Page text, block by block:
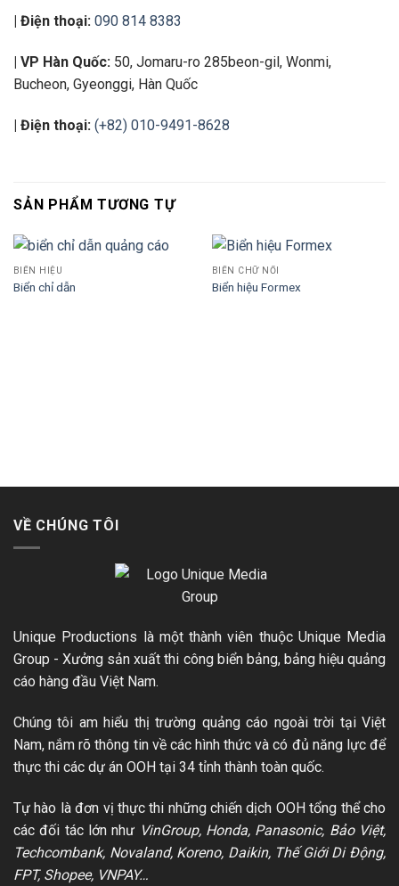
| Điện thoại: 090 814 8383
| VP Hàn Quốc: 50, Jomaru-ro 285beon-gil, Wonmi,
Bucheon, Gyeonggi, Hàn Quốc
| Điện thoại: (+82) 010-9491-8628
SẢN PHẨM TƯƠNG TỰ
BIỂN HIỆU
Biển chỉ dẫn
BIỂN CHỮ NỔI
Biển hiệu Formex
VỀ CHÚNG TÔI
Unique Productions là một thành viên thuộc Unique Media
Group - Xưởng sản xuất thi công biển bảng, bảng hiệu quảng
cáo hàng đầu Việt Nam.
Chúng tôi am hiểu thị trường quảng cáo ngoài trời tại Việt
Nam, nắm rõ thông tin về các hình thức và có đủ năng lực để
thực thi các dự án OOH tại 34 tỉnh thành toàn quốc.
Tự hào là đơn vị thực thi những chiến dịch OOH tổng thể cho
các đối tác lớn như VinGroup, Honda, Panasonic, Bảo Việt,
Techcombank, Novaland, Koreno, Daikin, Thế Giới Di Động,
FPT, Shopee, VNPAY…